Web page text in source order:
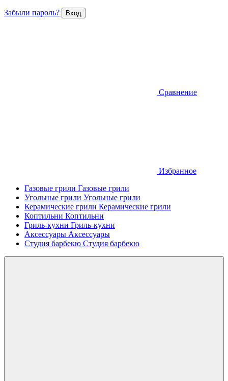
Забыли пароль?
Сравнение
Избранное
Газовые грили Газовые грили
Угольные грили Угольные грили
Керамические грили Керамические грили
Коптильни Коптильни
Гриль-кухни Гриль-кухни
Аксессуары Аксессуары
Студия барбекю Студия барбекю